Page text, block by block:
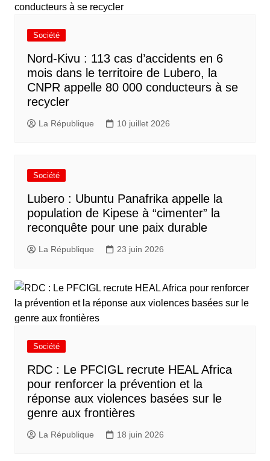
Société
Nord-Kivu : 113 cas d’accidents en 6
mois dans le territoire de Lubero, la
CNPR appelle 80 000 conducteurs à se
recycler
La République 10 juillet 2026
Société
Lubero : Ubuntu Panafrika appelle la
population de Kipese à “cimenter” la
reconquête pour une paix durable
La République 23 juin 2026
Société
RDC : Le PFCIGL recrute HEAL Africa
pour renforcer la prévention et la
réponse aux violences basées sur le
genre aux frontières
La République 18 juin 2026